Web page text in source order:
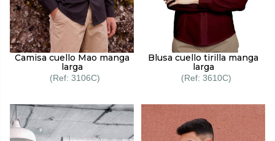
Camisa cuello Mao manga
larga
3106C
Blusa cuello tirilla manga
larga
3610C